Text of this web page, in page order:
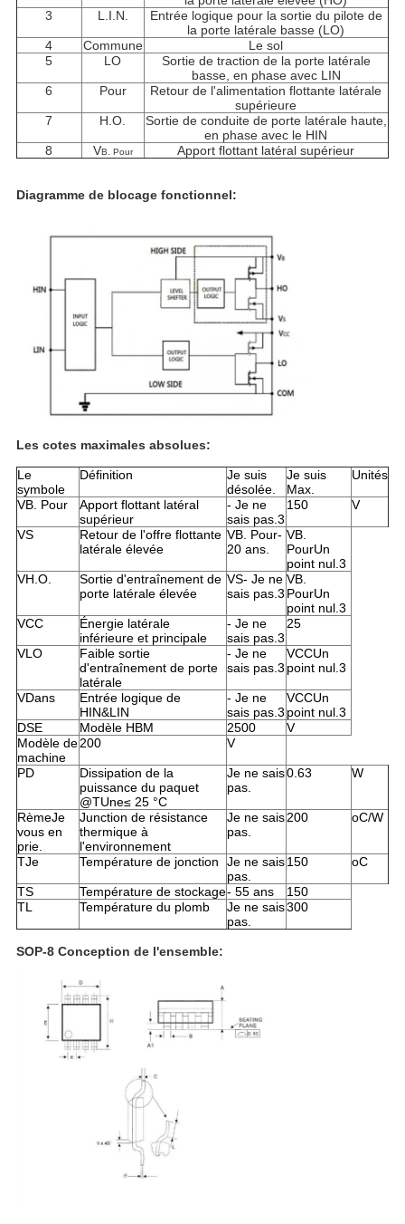
3
L.I.N.
Entrée logique pour la sortie du pilote de
la porte latérale basse (LO)
4
Commune
Le sol
5
LO
Sortie de traction de la porte latérale
basse, en phase avec LIN
6
Pour
Retour de l'alimentation flottante latérale
supérieure
7
H.O.
Sortie de conduite de porte latérale haute,
en phase avec le HIN
8
VB. Pour Apport flottant latéral supérieur
Diagramme de blocage fonctionnel:
Les cotes maximales absolues:
Le
symbole
Définition
Je suis
désolée.
Je suis
Max.
Unités
VB. Pour
Apport flottant latéral
supérieur
- Je ne
sais pas.3
150 V
VS
Retour de l'offre flottante
latérale élevée
VB. Pour-
20 ans.
VB.
PourUn
point nul.3
VH.O.
Sortie d'entraînement de
porte latérale élevée
VS- Je ne
sais pas.3
VB.
PourUn
point nul.3
VCC
Énergie latérale
inférieure et principale
- Je ne
sais pas.3
25
VLO
Faible sortie
d'entraînement de porte
latérale
- Je ne
sais pas.3
VCCUn
point nul.3
VDans
Entrée logique de
HIN&LIN
- Je ne
sais pas.3
VCCUn
point nul.3
DSE
Modèle HBM 2500
V
Modèle de
machine
200 V
PD
Dissipation de la
puissance du paquet
@TUne≤ 25 °C
Je ne sais
pas.
0.63 W
RèmeJe
vous en
prie.
Junction de résistance
thermique à
l'environnement
Je ne sais
pas.
200 oC/W
TJe Température de jonction
Je ne sais
pas.
150 oC
TS Température de stockage- 55 ans
150
TL Température du plomb
Je ne sais
pas.
300
SOP-8 Conception de l'ensemble: